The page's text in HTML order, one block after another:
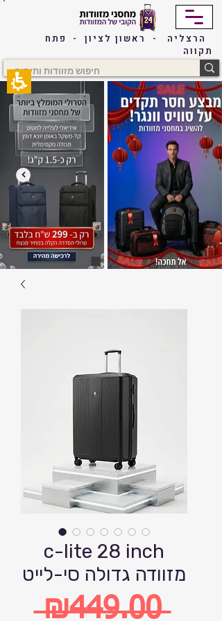
The
page,
click
to
move
the
main
Content
הרצליה - ראשון לציון - פתח
תקווה
c-lite 28 inch
מזוודה גדולה סי-לייט
₪449.00